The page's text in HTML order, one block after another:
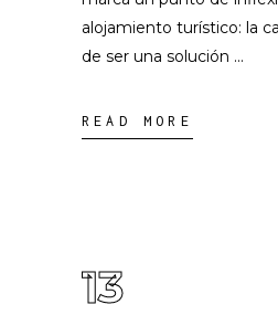
alojamiento turístico: la
de ser una solución
READ MORE
13